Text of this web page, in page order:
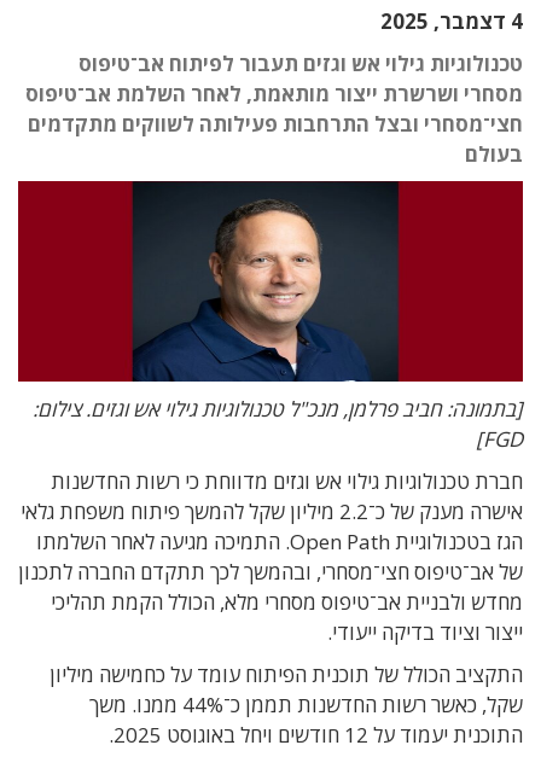
4 דצמבר, 2025
טכנולוגיות גילוי אש וגזים תעבור לפיתוח אב־טיפוס
מסחרי ושרשרת ייצור מותאמת, לאחר השלמת אב־טיפוס
חצי־מסחרי ובצל התרחבות פעילותה לשווקים מתקדמים
בעולם
[בתמונה: חביב פרלמן, מנכ"ל טכנולוגיות גילוי אש וגזים. צילום:
FGD]
חברת טכנולוגיות גילוי אש וגזים מדווחת כי רשות החדשנות
אישרה מענק של כ־2.2 מיליון שקל להמשך פיתוח משפחת גלאי
הגז בטכנולוגיית Open Path. התמיכה מגיעה לאחר השלמתו
של אב־טיפוס חצי־מסחרי, ובהמשך לכך תתקדם החברה לתכנון
מחדש ולבניית אב־טיפוס מסחרי מלא, הכולל הקמת תהליכי
ייצור וציוד בדיקה ייעודי.
התקציב הכולל של תוכנית הפיתוח עומד על כחמישה מיליון
שקל, כאשר רשות החדשנות תממן כ־44% ממנו. משך
התוכנית יעמוד על 12 חודשים ויחל באוגוסט 2025.